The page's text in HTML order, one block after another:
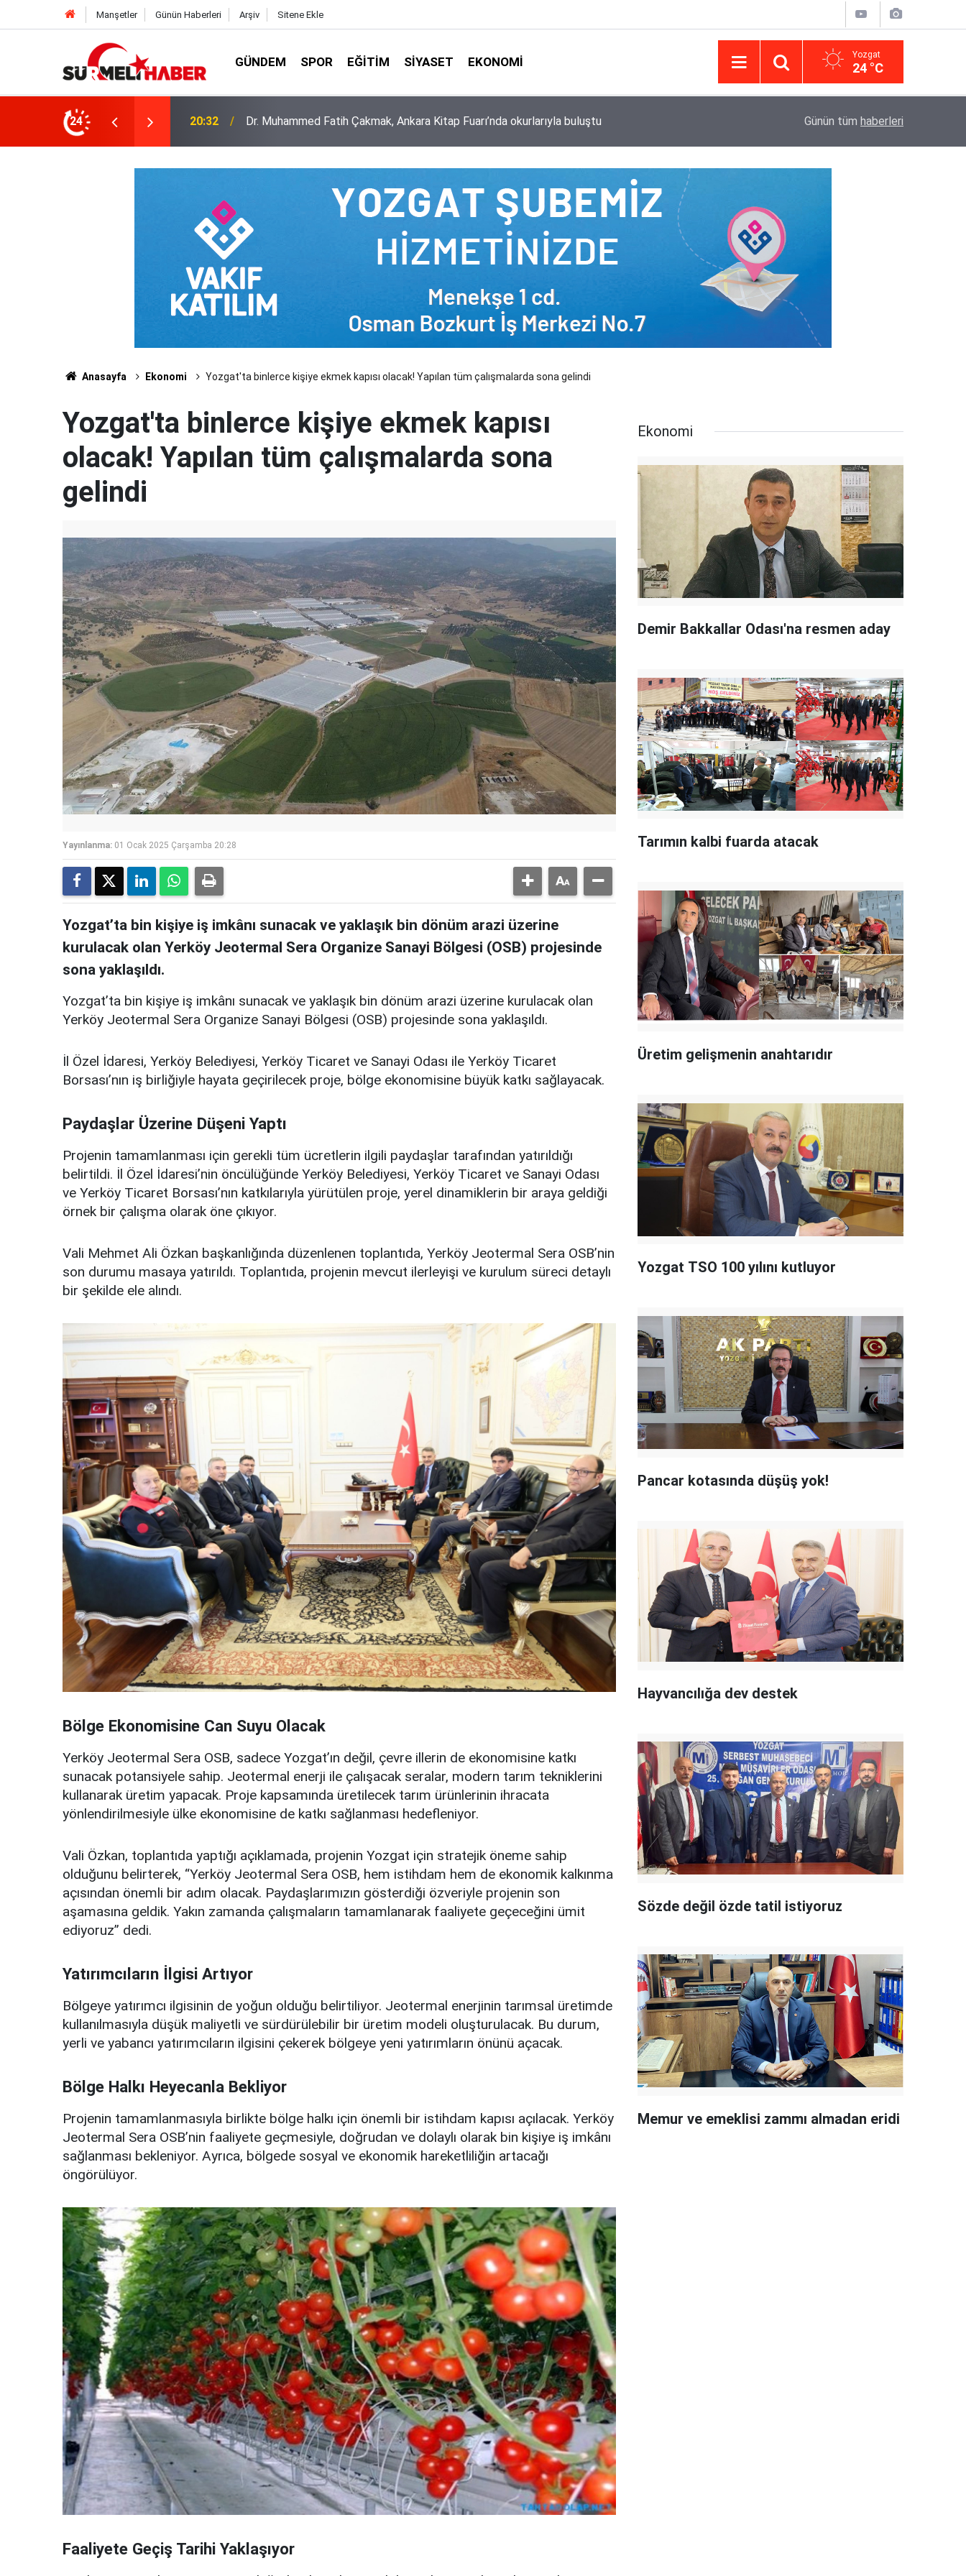
Manşetler Günün Haberleri Arşiv Sitene Ekle
GÜNDEM SPOR EĞITIM SIYASET EKONOMI Yozgat
24 °C
24
okurlarıyla buluştu 14:52 Diyanet İşleri Başkanlığı ile Türkiye Diyanet Vakfı milyonları sevindirdi Yargıtay’da iletişim hamlesi: Kurumsal
Günün tüm haberleri
Anasayfa Ekonomi Yozgat'ta binlerce kişiye ekmek kapısı olacak! Yapılan tüm çalışmalarda sona gelindi
Yozgat'ta binlerce kişiye ekmek kapısı
olacak! Yapılan tüm çalışmalarda sona
gelindi
Yayınlanma: 01 Ocak 2025 Çarşamba 20:28
Yozgat’ta bin kişiye iş imkânı sunacak ve yaklaşık bin dönüm arazi üzerine
kurulacak olan Yerköy Jeotermal Sera Organize Sanayi Bölgesi (OSB) projesinde
sona yaklaşıldı.
Yozgat’ta bin kişiye iş imkânı sunacak ve yaklaşık bin dönüm arazi üzerine kurulacak olan
Yerköy Jeotermal Sera Organize Sanayi Bölgesi (OSB) projesinde sona yaklaşıldı.
İl Özel İdaresi, Yerköy Belediyesi, Yerköy Ticaret ve Sanayi Odası ile Yerköy Ticaret
Borsası’nın iş birliğiyle hayata geçirilecek proje, bölge ekonomisine büyük katkı sağlayacak.
Paydaşlar Üzerine Düşeni Yaptı
Projenin tamamlanması için gerekli tüm ücretlerin ilgili paydaşlar tarafından yatırıldığı
belirtildi. İl Özel İdaresi’nin öncülüğünde Yerköy Belediyesi, Yerköy Ticaret ve Sanayi Odası
ve Yerköy Ticaret Borsası’nın katkılarıyla yürütülen proje, yerel dinamiklerin bir araya geldiği
örnek bir çalışma olarak öne çıkıyor.
Vali Mehmet Ali Özkan başkanlığında düzenlenen toplantıda, Yerköy Jeotermal Sera OSB’nin
son durumu masaya yatırıldı. Toplantıda, projenin mevcut ilerleyişi ve kurulum süreci detaylı
bir şekilde ele alındı.
Bölge Ekonomisine Can Suyu Olacak
Yerköy Jeotermal Sera OSB, sadece Yozgat’ın değil, çevre illerin de ekonomisine katkı
sunacak potansiyele sahip. Jeotermal enerji ile çalışacak seralar, modern tarım tekniklerini
kullanarak üretim yapacak. Proje kapsamında üretilecek tarım ürünlerinin ihracata
yönlendirilmesiyle ülke ekonomisine de katkı sağlanması hedefleniyor.
Vali Özkan, toplantıda yaptığı açıklamada, projenin Yozgat için stratejik öneme sahip
olduğunu belirterek, “Yerköy Jeotermal Sera OSB, hem istihdam hem de ekonomik kalkınma
açısından önemli bir adım olacak. Paydaşlarımızın gösterdiği özveriyle projenin son
aşamasına geldik. Yakın zamanda çalışmaların tamamlanarak faaliyete geçeceğini ümit
ediyoruz” dedi.
Yatırımcıların İlgisi Artıyor
Bölgeye yatırımcı ilgisinin de yoğun olduğu belirtiliyor. Jeotermal enerjinin tarımsal üretimde
kullanılmasıyla düşük maliyetli ve sürdürülebilir bir üretim modeli oluşturulacak. Bu durum,
yerli ve yabancı yatırımcıların ilgisini çekerek bölgeye yeni yatırımların önünü açacak.
Bölge Halkı Heyecanla Bekliyor
Projenin tamamlanmasıyla birlikte bölge halkı için önemli bir istihdam kapısı açılacak. Yerköy
Jeotermal Sera OSB’nin faaliyete geçmesiyle, doğrudan ve dolaylı olarak bin kişiye iş imkânı
sağlanması bekleniyor. Ayrıca, bölgede sosyal ve ekonomik hareketliliğin artacağı
öngörülüyor.
Faaliyete Geçiş Tarihi Yaklaşıyor
Ekonomi
Demir Bakkallar Odası'na resmen aday
Tarımın kalbi fuarda atacak
Üretim gelişmenin anahtarıdır
Yozgat TSO 100 yılını kutluyor
Pancar kotasında düşüş yok!
Hayvancılığa dev destek
Sözde değil özde tatil istiyoruz
Memur ve emeklisi zammı almadan eridi